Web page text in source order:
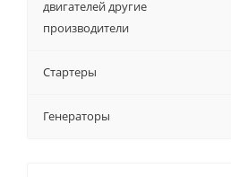
двигателей другие
производители
Стартеры
Генераторы